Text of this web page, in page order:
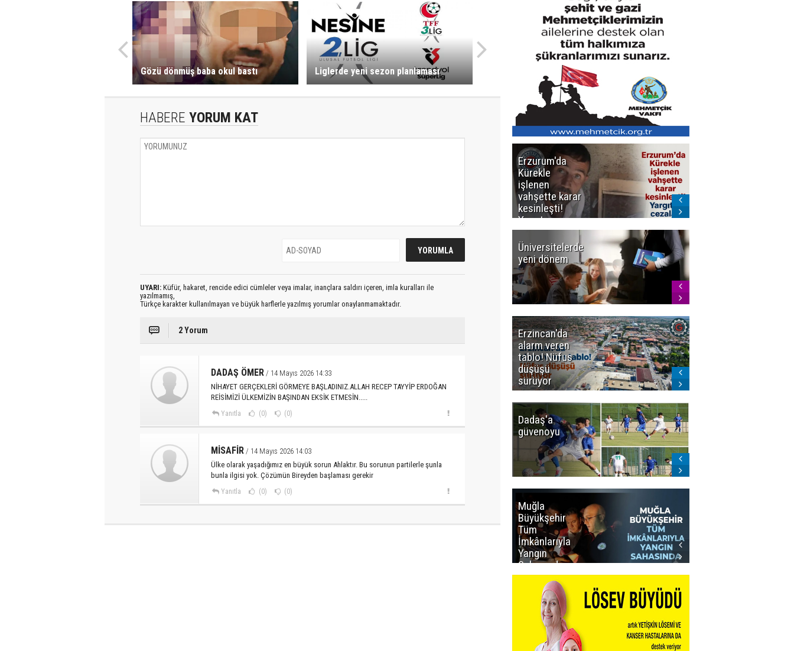
Gözü dönmüş baba okul bastı Liglerde yeni sezon planlaması
HABERE YORUM KAT
UYARI: Küfür, hakaret, rencide edici cümleler veya imalar, inançlara saldırı içeren, imla kuralları ile
yazılmamış,
Türkçe karakter kullanılmayan ve büyük harflerle yazılmış yorumlar onaylanmamaktadır.
2 Yorum
DADAŞ ÖMER / 14 Mayıs 2026 14:33
NİHAYET GERÇEKLERİ GÖRMEYE BAŞLADINIZ.ALLAH RECEP TAYYİP ERDOĞAN
REİSİMİZİ ÜLKEMİZİN BAŞINDAN EKSİK ETMESİN.....
Yanıtla (0) (0)
MİSAFİR / 14 Mayıs 2026 14:03
Ülke olarak yaşadığımız en büyük sorun Ahlaktır. Bu sorunun partilerle şunla
bunla ilgisi yok. Çözümün Bireyden başlaması gerekir
Yanıtla (0) (0)
Erzurum'da
Kürekle
işlenen
vahşette karar
kesinleşti!
Yargıtay
cezaları onadı
Üniversitelerde
yeni dönem
Erzincan'da
alarm veren
tablo! Nüfus
düşüşü
sürüyor
Dadaş'a
güvenoyu
Muğla
Büyükşehir
Tüm
İmkânlarıyla
Yangın
Sahasında